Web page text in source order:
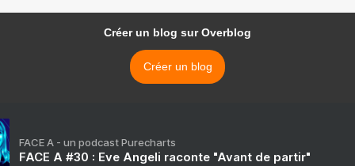
Créer un blog sur Overblog
Créer un blog
FACE A - un podcast Purecharts
FACE A #30 : Eve Angeli raconte "Avant de partir"